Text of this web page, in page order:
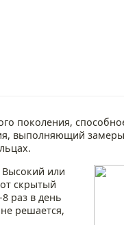
поколения,
выполняющий
или
скрытый
раз в день
решается,